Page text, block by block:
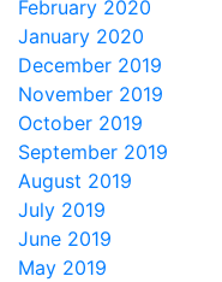
February 2020
January 2020
December 2019
November 2019
October 2019
September 2019
August 2019
July 2019
June 2019
May 2019